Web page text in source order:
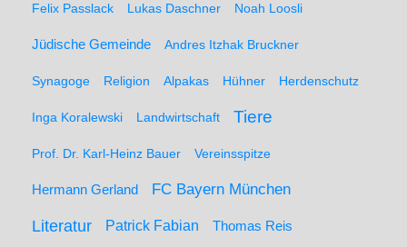
Felix Passlack Lukas Daschner Noah Loosli
Jüdische Gemeinde Andres Itzhak Bruckner
Synagoge Religion Alpakas Hühner Herdenschutz
Inga Koralewski Landwirtschaft Tiere
Prof. Dr. Karl-Heinz Bauer Vereinsspitze
Hermann Gerland FC Bayern München
Literatur Patrick Fabian Thomas Reis